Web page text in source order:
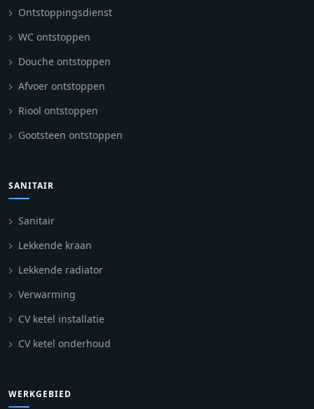
Ontstoppingsdienst
WC ontstoppen
Douche ontstoppen
Afvoer ontstoppen
Riool ontstoppen
Gootsteen ontstoppen
SANITAIR
Sanitair
Lekkende kraan
Lekkende radiator
Verwarming
CV ketel installatie
CV ketel onderhoud
WERKGEBIED